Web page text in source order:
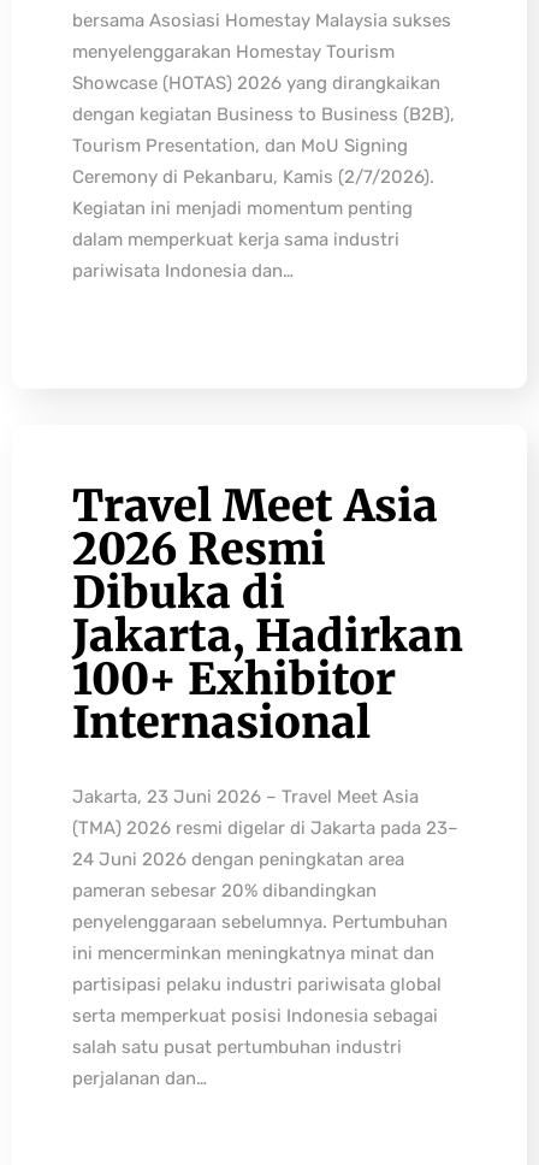
bersama Asosiasi Homestay Malaysia sukses
menyelenggarakan Homestay Tourism
Showcase (HOTAS) 2026 yang dirangkaikan
dengan kegiatan Business to Business (B2B),
Tourism Presentation, dan MoU Signing
Ceremony di Pekanbaru, Kamis (2/7/2026).
Kegiatan ini menjadi momentum penting
dalam memperkuat kerja sama industri
pariwisata Indonesia dan…
Travel Meet Asia
2026 Resmi
Dibuka di
Jakarta, Hadirkan
100+ Exhibitor
Internasional
Jakarta, 23 Juni 2026 – Travel Meet Asia
(TMA) 2026 resmi digelar di Jakarta pada 23–
24 Juni 2026 dengan peningkatan area
pameran sebesar 20% dibandingkan
penyelenggaraan sebelumnya. Pertumbuhan
ini mencerminkan meningkatnya minat dan
partisipasi pelaku industri pariwisata global
serta memperkuat posisi Indonesia sebagai
salah satu pusat pertumbuhan industri
perjalanan dan…